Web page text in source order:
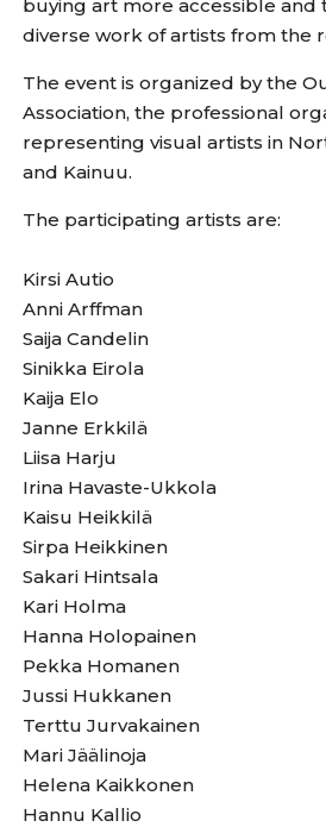
buying art more accessible and
diverse work of artists from the
The event is organized by the
Association, the professional
representing visual artists in
and Kainuu.
The participating artists are:
Kirsi Autio
Anni Arffman
Saija Candelin
Sinikka Eirola
Kaija Elo
Janne Erkkilä
Liisa Harju
Irina Havaste-Ukkola
Kaisu Heikkilä
Sirpa Heikkinen
Sakari Hintsala
Kari Holma
Hanna Holopainen
Pekka Homanen
Jussi Hukkanen
Terttu Jurvakainen
Mari Jäälinoja
Helena Kaikkonen
Hannu Kallio